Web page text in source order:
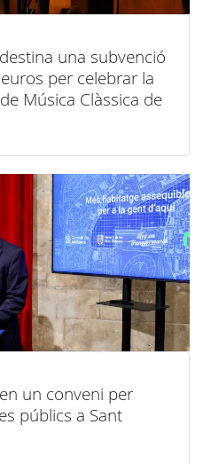
una subvenció
per celebrar la
Música Clàssica de
un conveni per
públics a Sant